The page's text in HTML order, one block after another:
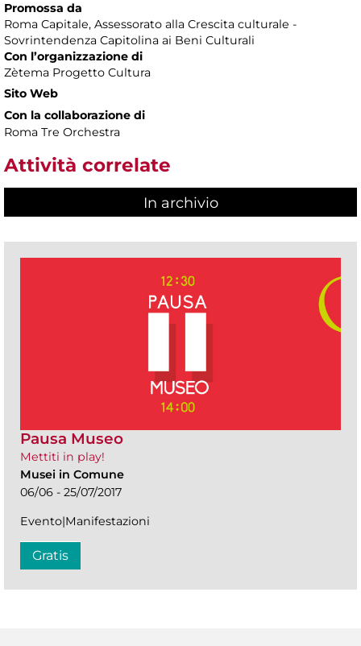
Promossa da
Roma Capitale, Assessorato alla Crescita culturale -
Sovrintendenza Capitolina ai Beni Culturali
Con l’organizzazione di
Zètema Progetto Cultura
Sito Web
Con la collaborazione di
Roma Tre Orchestra
Attività correlate
In archivio
Pausa Museo
Mettiti in play!
Musei in Comune
06/06 - 25/07/2017
Evento|Manifestazioni
Gratis